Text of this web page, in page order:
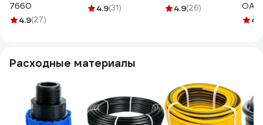
7660
4.9(27)
4.9(31)
4.9(26)
4.7
Расходные материалы